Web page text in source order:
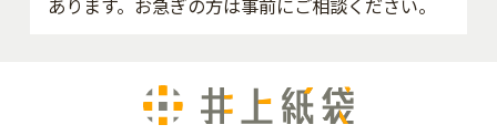
あります。お急ぎの方は事前にご相談ください。